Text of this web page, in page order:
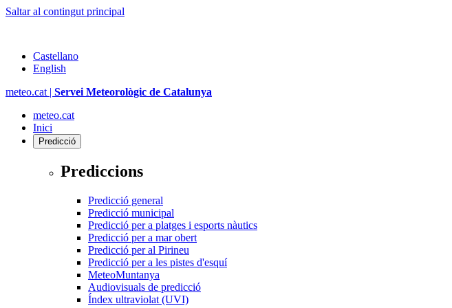
Saltar al contingut principal
Castellano
English
meteo.cat | Servei Meteorològic de Catalunya
meteo.cat
Inici
Predicció
Prediccions
Predicció general
Predicció municipal
Predicció per a platges i esports nàutics
Predicció per a mar obert
Predicció per al Pirineu
Predicció per a les pistes d'esquí
MeteoMuntanya
Audiovisuals de predicció
Índex ultraviolat (UVI)